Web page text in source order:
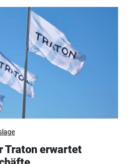
Traton erwartet